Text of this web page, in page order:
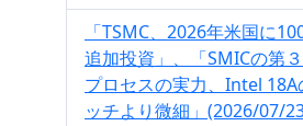
「TSMC、2026年米国に
追加投資」、「SMICの第
プロセスの実力、Intel 18A
ッチより微細」(2026/07/